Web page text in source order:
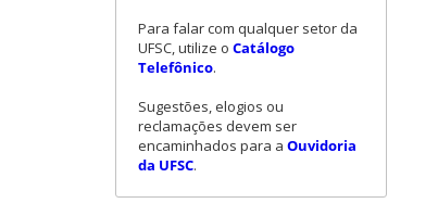
Para falar com qualquer setor da
UFSC, utilize o Catálogo
Telefônico.
Sugestões, elogios ou
reclamações devem ser
encaminhados para a Ouvidoria
da UFSC.